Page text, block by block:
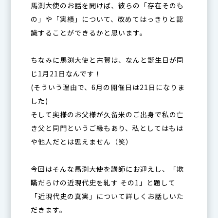
馬渕大使のお話を聞けば、彼らの「存在そのも
の」や「実績」について、改めてはっきりと認
識することができるかと思います。
ちなみに馬渕大使と古賀は、なんと誕生日が同
じ1月21日なんです！
(そういう理由で、6月の開催日は21日になりま
した)
そして奥様のお父様が久留米のご出身で私の亡
き父と同門というご縁もあり、私としてはもは
や他人だとは思えません（笑）
今回はそんな馬渕大使を講師にお迎えし、「欺
瞞だらけの近現代史を糺す その1」と題して
「近現代史の真実」について詳しくお話しいた
だきます。